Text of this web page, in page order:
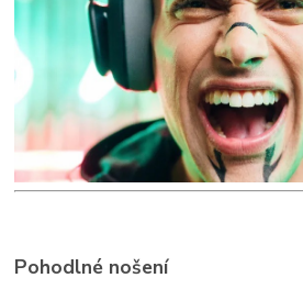
Pohodlné nošení